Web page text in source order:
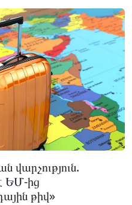
վարչություն.
ԵՄ-ից
թիվ»